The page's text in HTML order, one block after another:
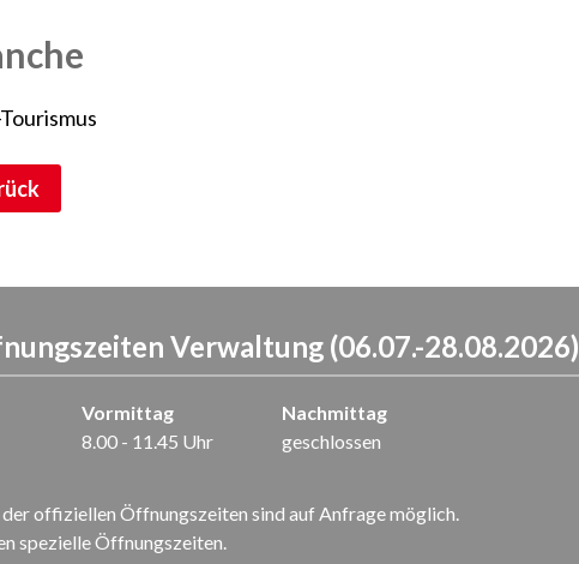
Verwaltung (06.07.-28.08.2026)
Vormittag
Nachmittag
8.00 - 11.45 Uhr geschlossen
der offiziellen Öffnungszeiten sind auf Anfrage möglich.
spezielle Öffnungszeiten.